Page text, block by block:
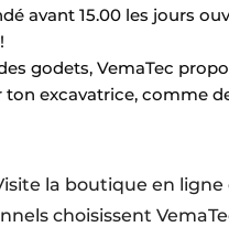
avant 15.00 les jours
godets, VemaTec
excavatrice, comme
la boutique en
choisissent